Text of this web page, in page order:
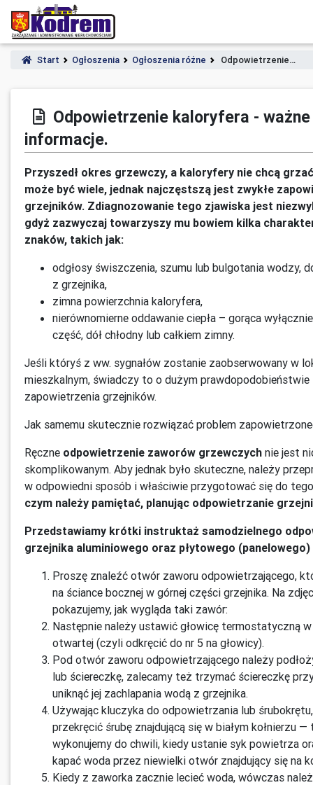
Start Ogłoszenia Ogłoszenia różne Odpowietrzenie…
Odpowietrzenie kaloryfera - ważne
informacje.
Przyszedł okres grzewczy, a kaloryfery nie chcą
może być wiele, jednak najczęstszą jest zwykłe
grzejników. Zdiagnozowanie tego zjawiska jest
gdyż zazwyczaj towarzyszy mu bowiem kilka
znaków, takich jak:
odgłosy świszczenia, szumu lub bulgotania wodzy,
z grzejnika,
zimna powierzchnia kaloryfera,
nierównomierne oddawanie ciepła – gorąca
część, dół chłodny lub całkiem zimny.
Jeśli któryś z ww. sygnałów zostanie zaobserwowany w
mieszkalnym, świadczy to o dużym prawdopodobieństwie
zapowietrzenia grzejników.
Jak samemu skutecznie rozwiązać problem
Ręczne odpowietrzenie zaworów grzewczych nie jest
skomplikowanym. Aby jednak było skuteczne, należy
w odpowiedni sposób i właściwie przygotować się do
czym należy pamiętać, planując odpowietrzanie
Przedstawiamy krótki instruktaż samodzielnego
grzejnika aluminiowego oraz płytowego (panelowego)
Proszę znaleźć otwór zaworu odpowietrzającego,
na ściance bocznej w górnej części grzejnika. Na
pokazujemy, jak wygląda taki zawór:
Następnie należy ustawić głowicę termostatyczną
otwartej (czyli odkręcić do nr 5 na głowicy).
Pod otwór zaworu odpowietrzającego należy
lub ściereczkę, zalecamy też trzymać ściereczkę
uniknąć jej zachlapania wodą z grzejnika.
Używając kluczyka do odpowietrzania lub
przekręcić śrubę znajdującą się w białym kołnierzu
wykonujemy do chwili, kiedy ustanie syk powietrza
kapać woda przez niewielki otwór znajdujący się na
Kiedy z zaworka zacznie lecieć woda, wówczas